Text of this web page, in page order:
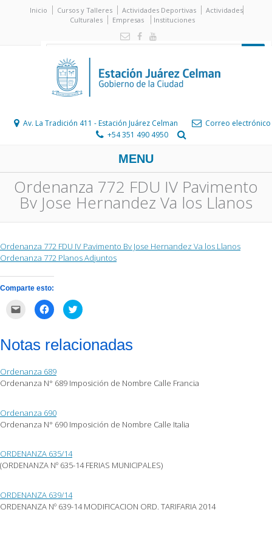
Inicio Cursos y Talleres Actividades Deportivas
Actividades
Culturales
Empresas Instituciones
Av. La Tradición 411 - Estación Juárez Celman
Correo electrónico
+54 351 490 4950
MENU
Ordenanza 772 FDU IV Pavimento
Bv Jose Hernandez Va los Llanos
Ordenanza 772 FDU IV Pavimento Bv Jose Hernandez Va los Llanos
Ordenanza 772 Planos Adjuntos
Comparte esto:
correo
electrónico
amigo
(Se
abre
ventana
nueva)
Haz
clic
Facebook
(Se
una
ventana
nueva)
Haz
clic
en
Twitter
(Se
ventana
nueva)
Notas relacionadas
Ordenanza 689
Ordenanza N° 689 Imposición de Nombre Calle Francia
Ordenanza 690
Ordenanza N° 690 Imposición de Nombre Calle Italia
ORDENANZA 635/14
(ORDENANZA Nº 635-14 FERIAS MUNICIPALES)
ORDENANZA 639/14
ORDENANZA Nº 639-14 MODIFICACION ORD. TARIFARIA 2014